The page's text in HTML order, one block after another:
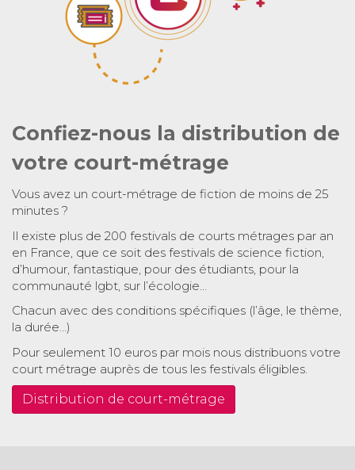
Confiez-nous la distribution de
votre court-métrage
Vous avez un court-métrage de fiction de moins de 25
minutes ?
Il existe plus de 200 festivals de courts métrages par an
en France, que ce soit des festivals de science fiction,
d’humour, fantastique, pour des étudiants, pour la
communauté lgbt, sur l’écologie…
Chacun avec des conditions spécifiques (l’âge, le thème,
la durée…)
Pour seulement 10 euros par mois nous distribuons votre
court métrage auprès de tous les festivals éligibles.
Distribution de court-métrage